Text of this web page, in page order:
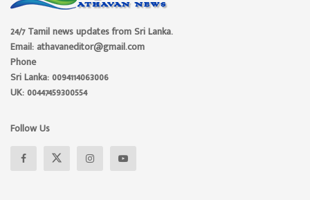
24/7 Tamil news updates from Sri Lanka.
Email: athavaneditor@gmail.com
Phone
Sri Lanka: 0094114063006
UK: 00447459300554
Follow Us